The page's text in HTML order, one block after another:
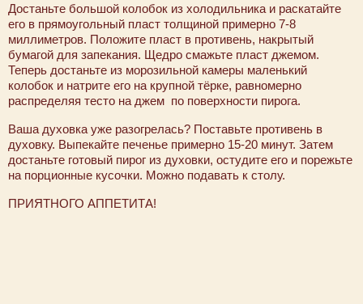
Достаньте большой колобок из холодильника и раскатайте
его в прямоугольный пласт толщиной примерно 7-8
миллиметров. Положите пласт в противень, накрытый
бумагой для запекания. Щедро смажьте пласт джемом.
Теперь достаньте из морозильной камеры маленький
колобок и натрите его на крупной тёрке, равномерно
распределяя тесто на джем по поверхности пирога.
Ваша духовка уже разогрелась? Поставьте противень в
духовку. Выпекайте печенье примерно 15-20 минут. Затем
достаньте готовый пирог из духовки, остудите его и порежьте
на порционные кусочки. Можно подавать к столу.
ПРИЯТНОГО АППЕТИТА!